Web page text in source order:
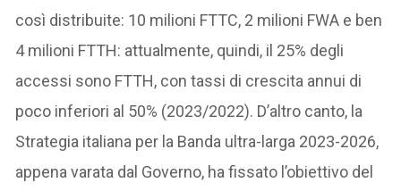
così distribuite: 10 milioni FTTC, 2 milioni FWA e ben
4 milioni FTTH: attualmente, quindi, il 25% degli
accessi sono FTTH, con tassi di crescita annui di
poco inferiori al 50% (2023/2022). D’altro canto, la
Strategia italiana per la Banda ultra-larga 2023-2026,
appena varata dal Governo, ha fissato l’obiettivo del